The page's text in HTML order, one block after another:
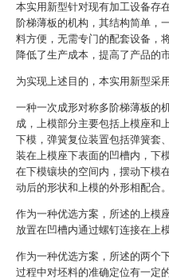
本实用新型针对现有加工设备存
阶梯薄板的机构，其结构简单，
料方便，无需专门的配套设备，
降低了生产成本，提高了产品的
为实现上述目的，本实用新型采
一种一次成形对称多阶梯薄板的
成，上模部分主要包括上模座和
下模，弹簧复位装置包括弹簧套
装在上模座下表面的凹槽内，下
在下模镶块的空间内，摆动下模
动后的形状和上模的外形相配合。
作为一种优选方案，所述的上模
放置在凹槽内通过螺钉连接在上
作为一种优选方案，所述的两个
过程中对坯料的准确定位有一定